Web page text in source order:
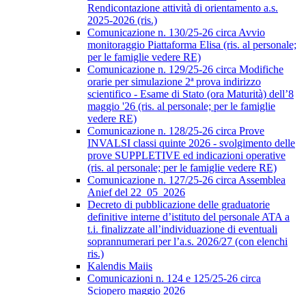
Rendicontazione attività di orientamento a.s.
2025-2026 (ris.)
Comunicazione n. 130/25-26 circa Avvio
monitoraggio Piattaforma Elisa (ris. al personale;
per le famiglie vedere RE)
Comunicazione n. 129/25-26 circa Modifiche
orarie per simulazione 2ª prova indirizzo
scientifico - Esame di Stato (ora Maturità) dell’8
maggio '26 (ris. al personale; per le famiglie
vedere RE)
Comunicazione n. 128/25-26 circa Prove
INVALSI classi quinte 2026 - svolgimento delle
prove SUPPLETIVE ed indicazioni operative
(ris. al personale; per le famiglie vedere RE)
Comunicazione n. 127/25-26 circa Assemblea
Anief del 22_05_2026
Decreto di pubblicazione delle graduatorie
definitive interne d’istituto del personale ATA a
t.i. finalizzate all’individuazione di eventuali
soprannumerari per l’a.s. 2026/27 (con elenchi
ris.)
Kalendis Maiis
Comunicazioni n. 124 e 125/25-26 circa
Sciopero maggio 2026